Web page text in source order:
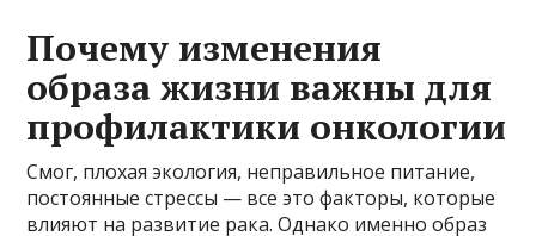
Почему изменения
образа жизни важны для
профилактики онкологии
Смог, плохая экология, неправильное питание,
постоянные стрессы — все это факторы, которые
влияют на развитие рака. Однако именно образ